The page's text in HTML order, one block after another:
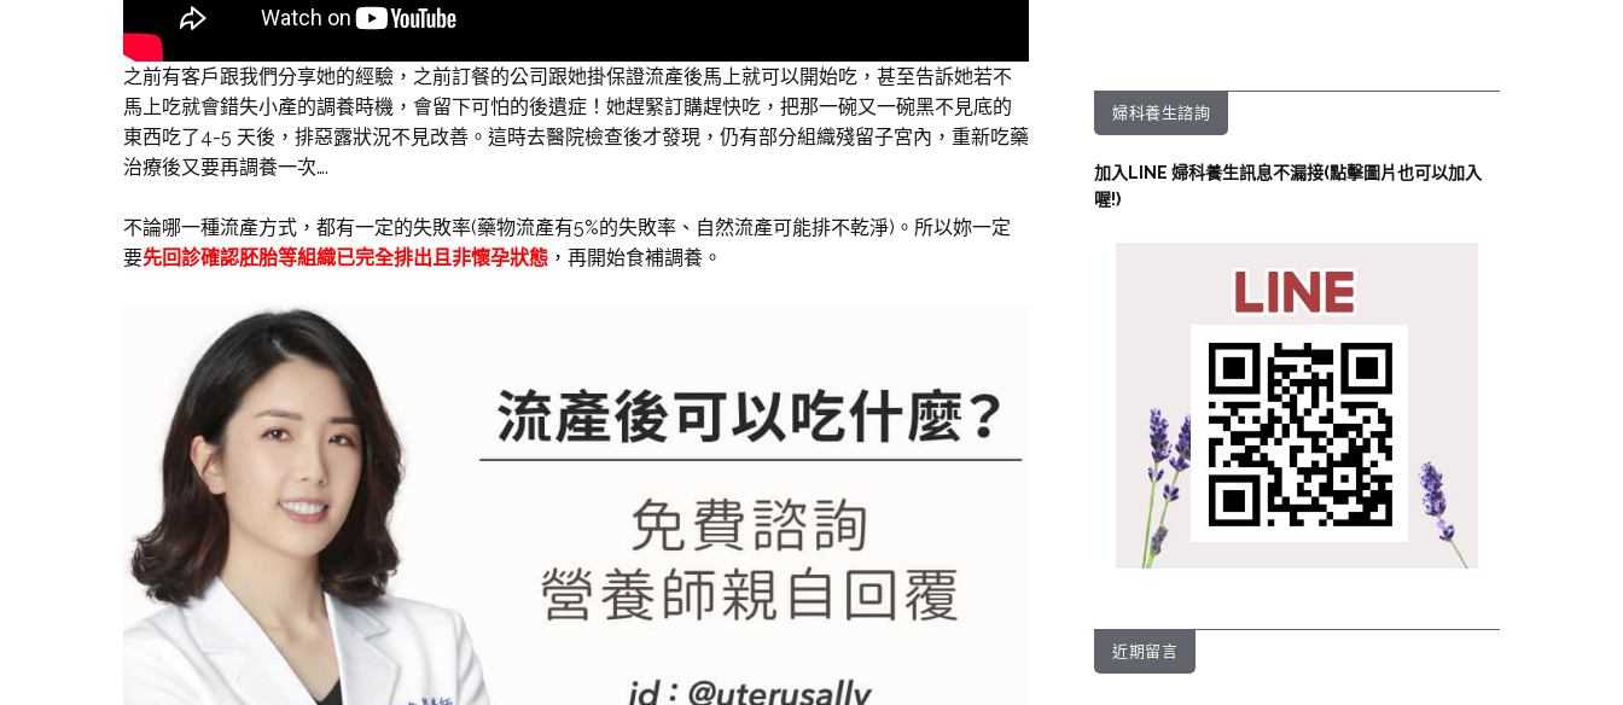
之前有客戶跟我們分享她的經驗，之前訂餐的公司跟她掛保證流產後馬上就可以開始吃，甚至告訴她若不
馬上吃就會錯失小產的調養時機，會留下可怕的後遺症！她趕緊訂購趕快吃，把那一碗又一碗黑不見底的
東西吃了4-5 天後，排惡露狀況不見改善。這時去醫院檢查後才發現，仍有部分組織殘留子宮內，重新吃藥
治療後又要再調養一次….
不論哪一種流產方式，都有一定的失敗率(藥物流產有5%的失敗率、自然流產可能排不乾淨)。所以妳一定
要先回診確認胚胎等組織已完全排出且非懷孕狀態 ，再開始食補調養。
婦科養生諮詢
加入LINE 婦科養生訊息不漏接(點擊圖片也可以加入
喔!)
近期留言